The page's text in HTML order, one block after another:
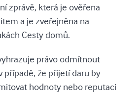
zprávě, která je ověřena
a je zveřejněna na
Cesty domů.
právo odmítnout
případě, že přijetí daru by
hodnoty nebo reputaci